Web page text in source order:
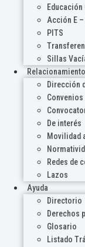
Educación
Acción E
PITS
Sillas
Dirección
Convenios
De interés
Movilidad
Redes de
Lazos
Ayuda
Directorio
Derechos
Glosario
Listado